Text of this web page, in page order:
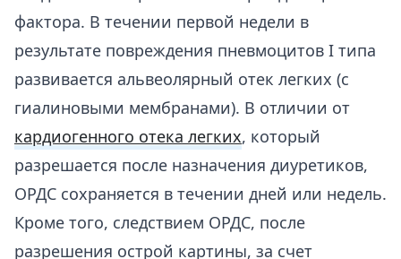
фактора. В течении первой недели в
результате повреждения пневмоцитов I типа
развивается альвеолярный отек легких (с
гиалиновыми мембранами). В отличии от
кардиогенного отека легких, который
разрешается после назначения диуретиков,
ОРДС сохраняется в течении дней или недель.
Кроме того, следствием ОРДС, после
разрешения острой картины, за счет